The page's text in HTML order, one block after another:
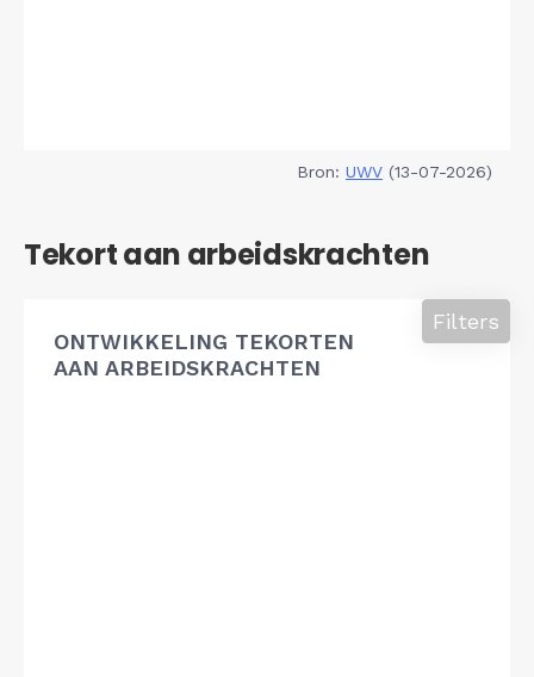
Bron: UWV (13-07-2026)
Tekort aan arbeidskrachten
ONTWIKKELING TEKORTEN
AAN ARBEIDSKRACHTEN
Filters